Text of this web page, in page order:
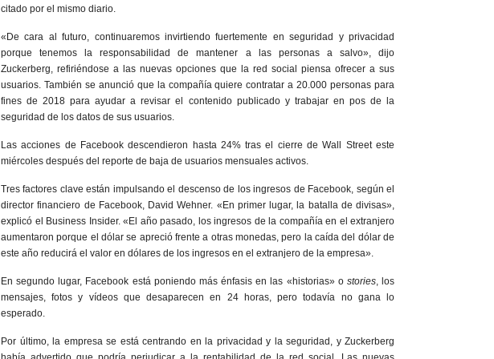
citado por el mismo diario.
«De cara al futuro, continuaremos invirtiendo fuertemente en seguridad y privacidad
porque tenemos la responsabilidad de mantener a las personas a salvo», dijo
Zuckerberg, refiriéndose a las nuevas opciones que la red social piensa ofrecer a sus
usuarios. También se anunció que la compañía quiere contratar a 20.000 personas para
fines de 2018 para ayudar a revisar el contenido publicado y trabajar en pos de la
seguridad de los datos de sus usuarios.
Las acciones de Facebook descendieron hasta 24% tras el cierre de Wall Street este
miércoles después del reporte de baja de usuarios mensuales activos.
Tres factores clave están impulsando el descenso de los ingresos de Facebook, según el
director financiero de Facebook, David Wehner. «En primer lugar, la batalla de divisas»,
explicó el Business Insider. «El año pasado, los ingresos de la compañía en el extranjero
aumentaron porque el dólar se apreció frente a otras monedas, pero la caída del dólar de
este año reducirá el valor en dólares de los ingresos en el extranjero de la empresa».
En segundo lugar, Facebook está poniendo más énfasis en las «historias» o stories, los
mensajes, fotos y vídeos que desaparecen en 24 horas, pero todavía no gana lo
esperado.
Por último, la empresa se está centrando en la privacidad y la seguridad, y Zuckerberg